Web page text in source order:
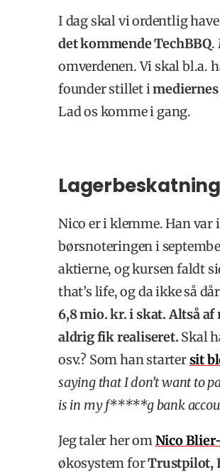
I dag skal vi ordentlig
det kommende TechBBQ.
omverdenen. Vi skal bl.a.
founder stillet i
Lad os komme i gang.
Nico er i klemme. Han
børsnoteringen i
aktierne, og kursen faldt
that’s life, og da ikke så
6,8 mio. kr. i skat. Altså
aldrig fik realiseret. Skal
osv.? Som han startersit
saying that I don’t want to
is in my f*****g bank
Jeg taler her om Nico
økosystem forTrustpilot,